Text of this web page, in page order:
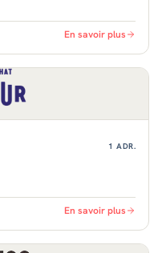
En savoir plus
1 ADR.
En savoir plus